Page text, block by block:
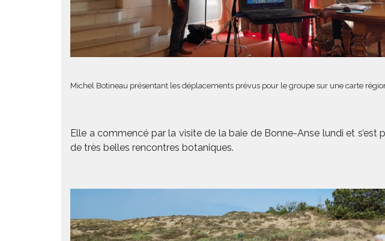
Michel Botineau présentant les déplacements prévus pour le groupe sur une carte
Elle a commencé par la visite de la baie de Bonne-Anse lundi et s’est
de très belles rencontres botaniques.